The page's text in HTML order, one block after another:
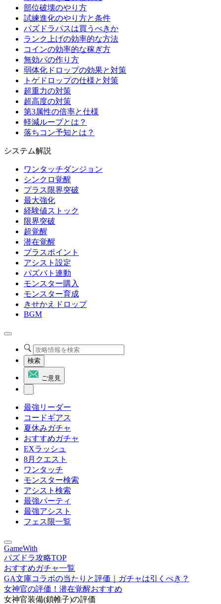
部位破壊のやり方
試練進化のやり方と条件
パズドラパスは買うべきか
ランク上げの効率的な方法
コインの効率的な稼ぎ方
無効パの作り方
弱体化ドロップの効果と対策
トゲドロップの仕様と対策
超重力の対策
超高度の対策
第3属性の倍率と仕様
軽減ループとは？
落ちコン予知とは？
システム解説
ワンタッチダンジョン
シンクロ覚醒
プラス限界突破
最大強化
経験値ストック
限界突破
超覚醒
潜在覚醒
プラスポイント
アシスト設定
パズバト連動
モンスター購入
モンスター育成
きせかえドロップ
BGM
検索
ご意見
最強リーダー
コードギアス
夏休みガチャ
おすすめガチャ
EXラッシュ
8月クエスト
ワンタッチ
モンスター検索
アシスト検索
最強パーティ
最強アシスト
フェス限一覧
GameWith
パズドラ攻略TOP
おすすめガチャ一覧
GA文庫コラボの当たりと評価｜ガチャは引くべき？
女神官の評価！潜在覚醒おすすめ
女神官装備(鎖帷子)の評価